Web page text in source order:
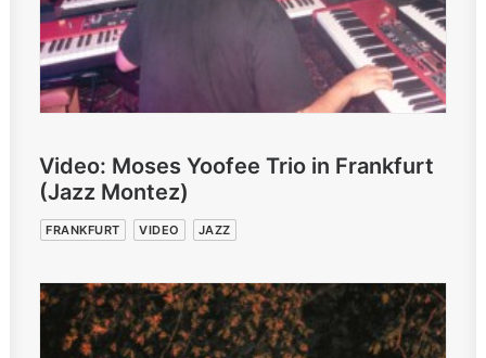
Video: Moses Yoofee Trio in Frankfurt
(Jazz Montez)
FRANKFURT VIDEO JAZZ